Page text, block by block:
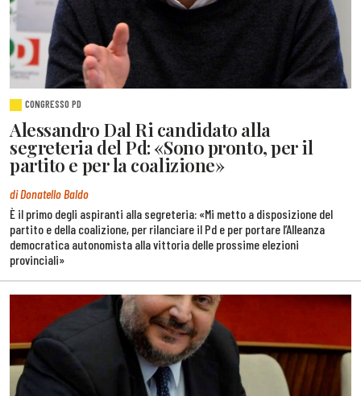
CONGRESSO PD
Alessandro Dal Ri candidato alla
segreteria del Pd: «Sono pronto, per il
partito e per la coalizione»
di Donatello Baldo
È il primo degli aspiranti alla segreteria: «Mi metto a disposizione del
partito e della coalizione, per rilanciare il Pd e per portare l’Alleanza
democratica autonomista alla vittoria delle prossime elezioni
provinciali»